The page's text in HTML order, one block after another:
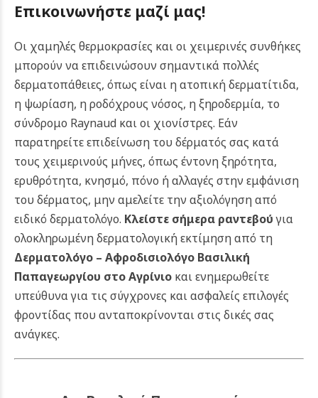
Επικοινωνήστε μαζί μας!
Οι χαμηλές θερμοκρασίες και οι χειμερινές συνθήκες
μπορούν να επιδεινώσουν σημαντικά πολλές
δερματοπάθειες, όπως είναι η ατοπική δερματίτιδα,
η ψωρίαση, η ροδόχρους νόσος, η ξηροδερμία, το
σύνδρομο Raynaud και οι χιονίστρες. Εάν
παρατηρείτε επιδείνωση του δέρματός σας κατά
τους χειμερινούς μήνες, όπως έντονη ξηρότητα,
ερυθρότητα, κνησμό, πόνο ή αλλαγές στην εμφάνιση
του δέρματος, μην αμελείτε την αξιολόγηση από
ειδικό δερματολόγο. Κλείστε σήμερα ραντεβού για
ολοκληρωμένη δερματολογική εκτίμηση από τη
Δερματολόγο – Αφροδισιολόγο Βασιλική
Παπαγεωργίου στο Αγρίνιο και ενημερωθείτε
υπεύθυνα για τις σύγχρονες και ασφαλείς επιλογές
φροντίδας που ανταποκρίνονται στις δικές σας
ανάγκες.